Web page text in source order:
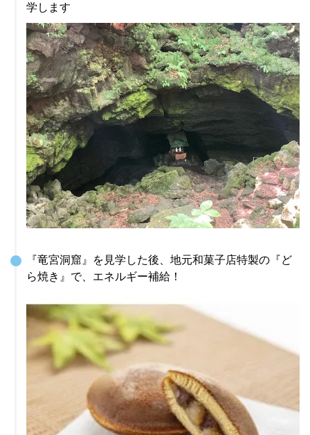
学します
『竜宮洞窟』を見学した後、地元和菓子店特製の『ど
ら焼き』で、エネルギー補給！